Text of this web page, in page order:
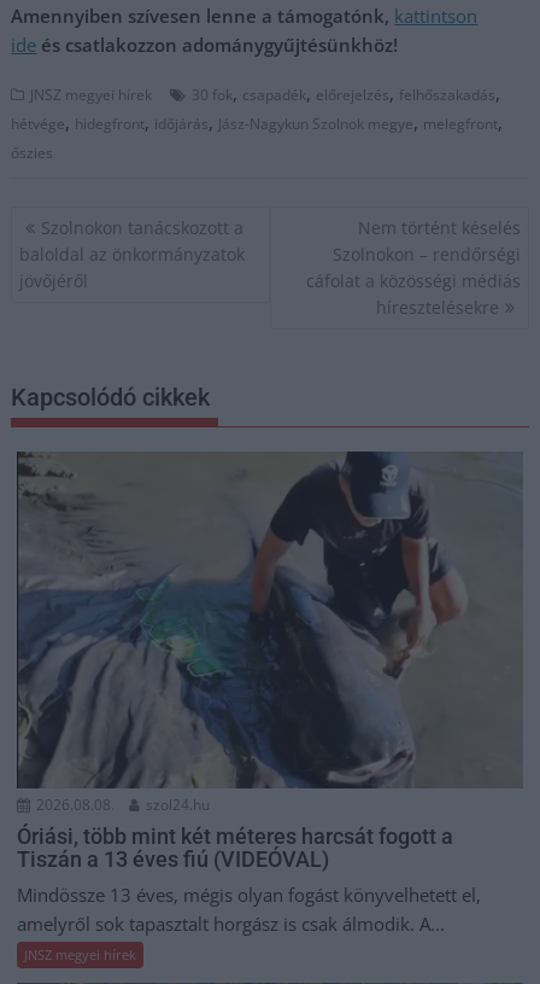
Amennyiben szívesen lenne a támogatónk, kattintson
ide és csatlakozzon adománygyűjtésünkhöz!
JNSZ megyei hírek 30 fok, csapadék, előrejelzés, felhőszakadás,
hétvége, hidegfront, időjárás, Jász-Nagykun Szolnok megye, melegfront,
őszies
Bejegyzés
navigáció
Szolnokon tanácskozott a
baloldal az önkormányzatok
jövőjéről
Nem történt késelés
Szolnokon – rendőrségi
cáfolat a közösségi médiás
híresztelésekre
Kapcsolódó cikkek
2026.08.08. szol24.hu
Óriási, több mint két méteres harcsát fogott a
Tiszán a 13 éves fiú (VIDEÓVAL)
Mindössze 13 éves, mégis olyan fogást könyvelhetett el,
amelyről sok tapasztalt horgász is csak álmodik. A...
JNSZ megyei hírek